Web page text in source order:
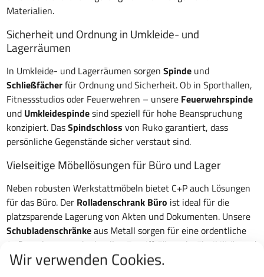
Materialien.
Sicherheit und Ordnung in Umkleide- und
Lagerräumen
In Umkleide- und Lagerräumen sorgenSpinde und
Schließfächerfür Ordnung und Sicherheit. Ob in Sporthallen,
Fitnessstudios oder Feuerwehren – unsere Feuerwehrspinde
und Umkleidespindesind speziell für hohe Beanspruchung
konzipiert. DasSpindschloss von Ruko garantiert, dass
persönliche Gegenstände sicher verstaut sind.
Vielseitige Möbellösungen für Büro und Lager
Neben robusten Werkstattmöbeln bietet C+P auch Lösungen
für das Büro. Der Rolladenschrank Büro ist ideal für die
platzsparende Lagerung von Akten und Dokumenten. Unsere
Schubladenschränkeaus Metall sorgen für eine ordentliche
Aufbewahrung und schnellen Zugriff. Für mehr Flexibilität und
Ordnung im Büro sind auchSchließfachschränke
Wir verwenden Cookies.